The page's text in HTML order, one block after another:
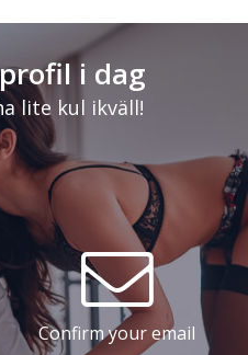
i dag
lite kul ikväll!
Confirm your email